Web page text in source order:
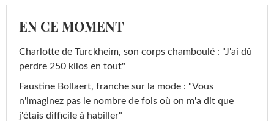
EN CE MOMENT
Charlotte de Turckheim, son corps chamboulé : "J'ai dû
perdre 250 kilos en tout"
Faustine Bollaert, franche sur la mode : "Vous
n'imaginez pas le nombre de fois où on m'a dit que
j'étais difficile à habiller"